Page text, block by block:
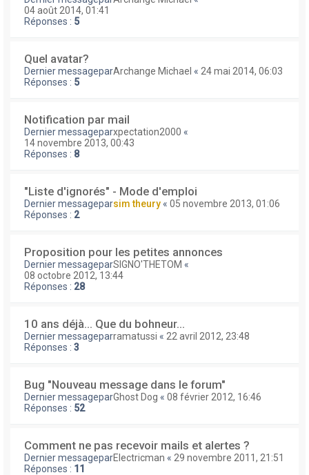
04 août 2014, 01:41
Réponses : 5
Quel avatar?
Dernier messageparArchange Michael « 24 mai 2014, 06:03
Réponses : 5
Notification par mail
Dernier messageparxpectation2000 «
14 novembre 2013, 00:43
Réponses : 8
"Liste d'ignorés" - Mode d'emploi
Dernier messageparsim theury « 05 novembre 2013, 01:06
Réponses : 2
Proposition pour les petites annonces
Dernier messageparSIGNO'THETOM «
08 octobre 2012, 13:44
Réponses : 28
10 ans déjà... Que du bohneur...
Dernier messageparramatussi « 22 avril 2012, 23:48
Réponses : 3
Bug "Nouveau message dans le forum"
Dernier messageparGhost Dog « 08 février 2012, 16:46
Réponses : 52
Comment ne pas recevoir mails et alertes ?
Dernier messageparElectricman « 29 novembre 2011, 21:51
Réponses : 11